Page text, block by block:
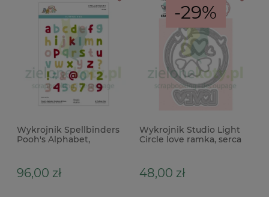
Wykrojnik Spellbinders
Pooh's Alphabet,
96,00 zł
-29%
Wykrojnik Studio Light
Circle love ramka, serca
48,00 zł